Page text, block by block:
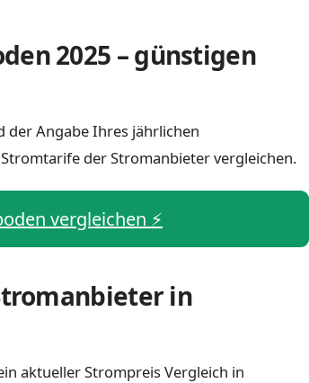
2025 – günstigen
der Angabe Ihres jährlichen
der Stromanbieter vergleichen.
vergleichen ⚡️
in
aktueller Strompreis Vergleich in